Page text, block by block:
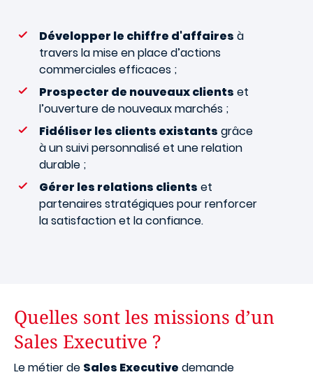
Développer le chiffre d'affaires à
travers la mise en place d’actions
commerciales efficaces ;
Prospecter de nouveaux clients et
l’ouverture de nouveaux marchés ;
Fidéliser les clients existants grâce
à un suivi personnalisé et une relation
durable ;
Gérer les relations clients et
partenaires stratégiques pour renforcer
la satisfaction et la confiance.
Quelles sont les missions d’un
Sales Executive ?
Le métier de Sales Executive demande